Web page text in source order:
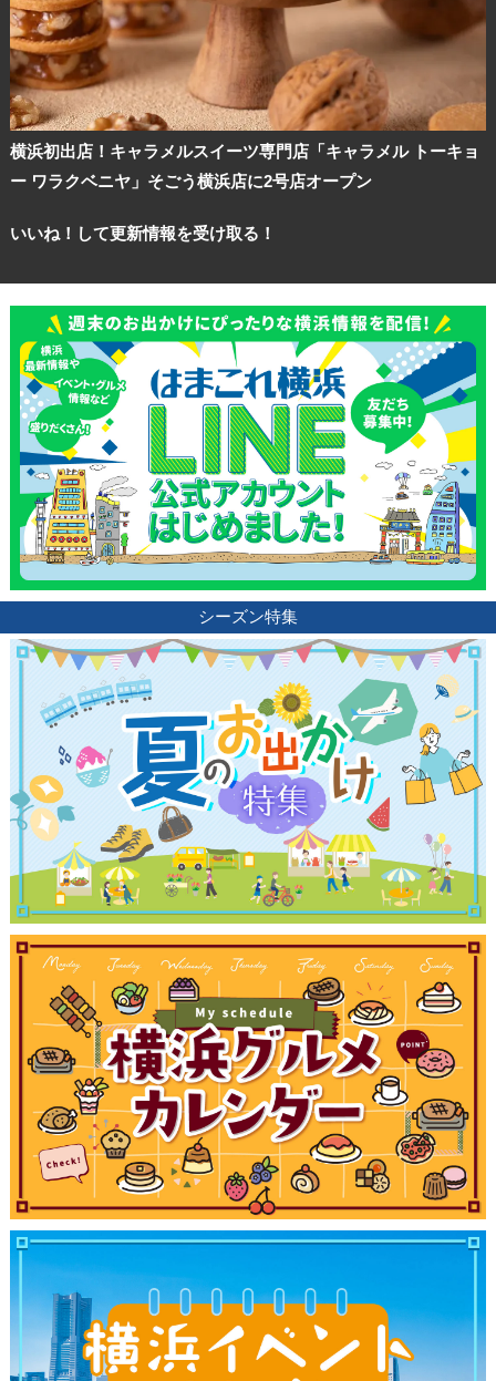
横浜初出店！キャラメルスイーツ専門店「キャラメル トーキョ
ー ワラクベニヤ」そごう横浜店に2号店オープン
いいね！して更新情報を受け取る！
シーズン特集
観光ガイド
ランキング
ブログ記事
サイトについて